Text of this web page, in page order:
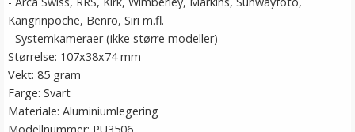
Kangrinpoche, Benro, Siri m.fl.
- Systemkameraer (ikke større modeller)
Størrelse: 107x38x74 mm
Vekt: 85 gram
Farge: Svart
Materiale: Aluminiumlegering